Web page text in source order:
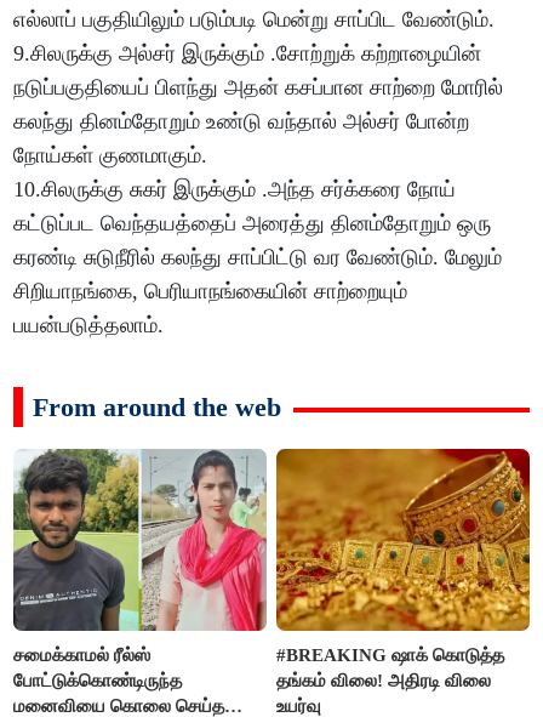
எல்லாப் பகுதியிலும் படும்படி மென்று சாப்பிட வேண்டும்.
9.சிலருக்கு அல்சர் இருக்கும் .சோற்றுக் கற்றாழையின்
நடுப்பகுதியைப் பிளந்து அதன் கசப்பான சாற்றை மோரில்
கலந்து தினம்தோறும் உண்டு வந்தால் அல்சர் போன்ற
நோய்கள் குணமாகும்.
10.சிலருக்கு சுகர் இருக்கும் .அந்த சர்க்கரை நோய்
கட்டுப்பட வெந்தயத்தைப் அரைத்து தினம்தோறும் ஒரு
கரண்டி சுடுநீரில் கலந்து சாப்பிட்டு வர வேண்டும். மேலும்
சிறியாநங்கை, பெரியாநங்கையின் சாற்றையும்
பயன்படுத்தலாம்.
From around the web
சமைக்காமல் ரீல்ஸ்
போட்டுக்கொண்டிருந்த
மனைவியை கொலை செய்த
#BREAKING ஷாக் கொடுத்த
தங்கம் விலை! அதிரடி விலை
உயர்வு